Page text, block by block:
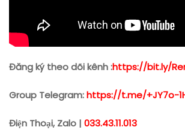
Đăng ký theo dõi kênh :https://bit.ly/
Group Telegram:https://t.me/+JY7o-
Điện Thoại, Zalo | 033.43.11.013